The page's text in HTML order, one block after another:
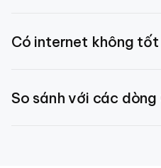
gương mặt người quen sau
Có internet không
chỉ cần để xem từ xa qua
So sánh với các